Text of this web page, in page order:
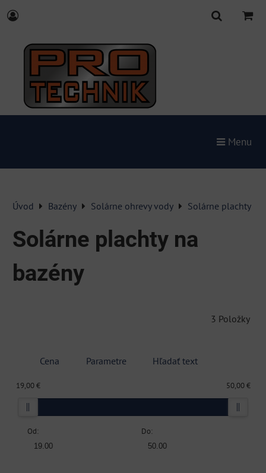
Menu
Úvod Bazény Solárne ohrevy vody Solárne plachty
Solárne plachty na
bazény
3 Položky
Cena Parametre Hľadať text
Od: Do:
19,00 € 50,00 €